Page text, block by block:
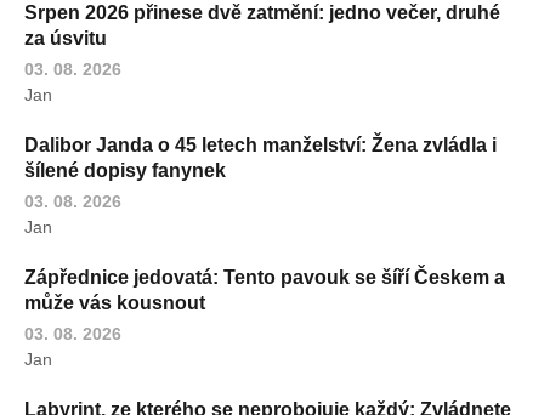
Srpen 2026 přinese dvě zatmění: jedno večer, druhé
za úsvitu
03. 08. 2026
Jan
Dalibor Janda o 45 letech manželství: Žena zvládla i
šílené dopisy fanynek
03. 08. 2026
Jan
Zápřednice jedovatá: Tento pavouk se šíří Českem a
může vás kousnout
03. 08. 2026
Jan
Labyrint, ze kterého se neprobojuje každý: Zvládnete